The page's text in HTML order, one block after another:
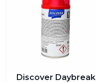
Discover Daybreak